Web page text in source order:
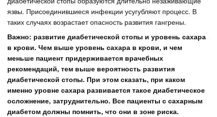
язвы. Присоединившиеся инфекции усугубляют процесс. В
таких случаях возрастает опасность развития гангрены.
Важно: развитие диабетической стопы и уровень сахара
в крови. Чем выше уровень сахара в крови, и чем
меньше пациент придерживается врачебных
рекомендаций, тем выше вероятность развития
диабетической стопы. При этом сказать, при каком
именно уровне сахара развивается такое диабетическое
осложнение, затруднительно. Все пациенты с сахарным
диабетом должны помнить, что они в зоне риска.